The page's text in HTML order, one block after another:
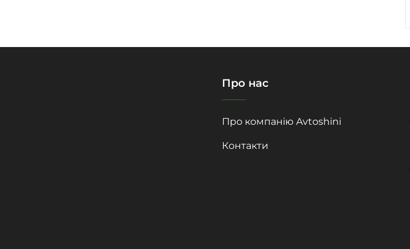
Про нас
Про компанію Avtoshini
Контакти